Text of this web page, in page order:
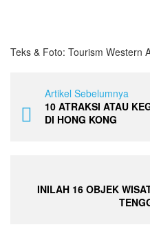
Teks & Foto: Tourism Western
Artikel Sebelumnya
10 ATRAKSI ATAU
DI HONG KONG
INILAH 16 OBJEK